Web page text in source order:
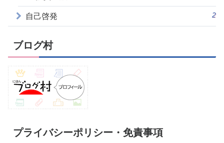
自己啓発 2
ブログ村
プライバシーポリシー・免責事項